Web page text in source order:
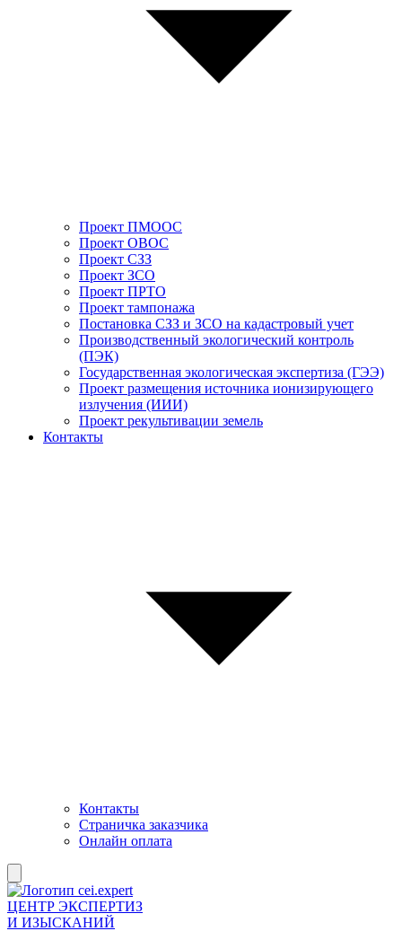
Проект ПМООС
Проект ОВОС
Проект СЗЗ
Проект ЗСО
Проект ПРТО
Проект тампонажа
Постановка СЗЗ и ЗСО на кадастровый учет
Производственный экологический контроль
(ПЭК)
Государственная экологическая экспертиза (ГЭЭ)
Проект размещения источника ионизирующего
излучения (ИИИ)
Проект рекультивации земель
Контакты
Контакты
Страничка заказчика
Онлайн оплата
ЦЕНТР ЭКСПЕРТИЗ
И ИЗЫСКАНИЙ